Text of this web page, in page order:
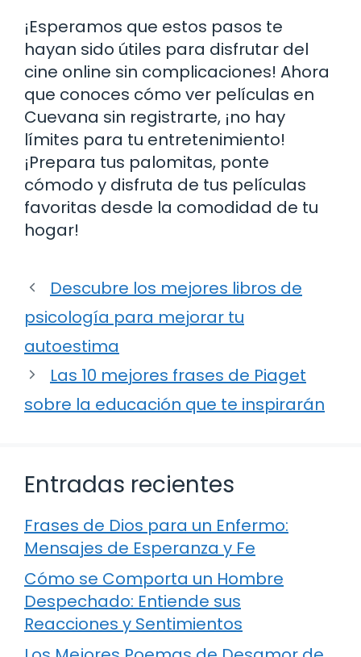
¡Esperamos que estos pasos te
hayan sido útiles para disfrutar del
cine online sin complicaciones! Ahora
que conoces cómo ver películas en
Cuevana sin registrarte, ¡no hay
límites para tu entretenimiento!
¡Prepara tus palomitas, ponte
cómodo y disfruta de tus películas
favoritas desde la comodidad de tu
hogar!
Descubre los mejores libros de
psicología para mejorar tu
autoestima
Las 10 mejores frases de Piaget
sobre la educación que te inspirarán
Entradas recientes
Frases de Dios para un Enfermo:
Mensajes de Esperanza y Fe
Cómo se Comporta un Hombre
Despechado: Entiende sus
Reacciones y Sentimientos